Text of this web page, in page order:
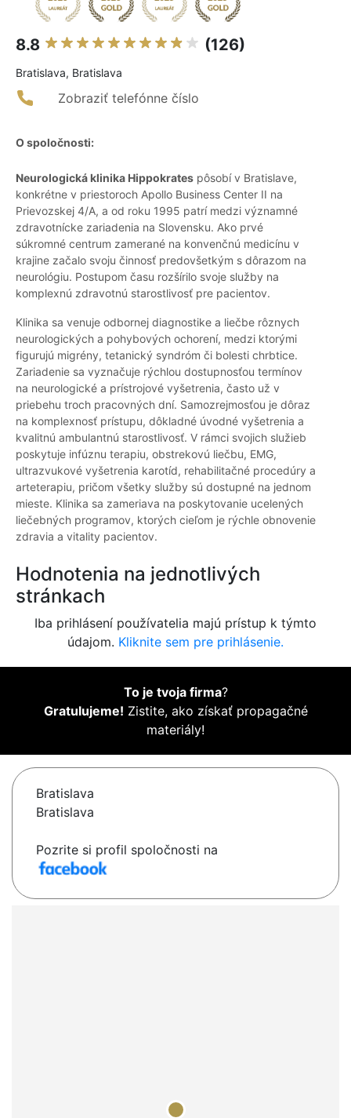
8.8 (126)
Bratislava, Bratislava
Zobraziť telefónne číslo
O spoločnosti:
Neurologická klinika Hippokrates pôsobí v Bratislave,
konkrétne v priestoroch Apollo Business Center II na
Prievozskej 4/A, a od roku 1995 patrí medzi významné
zdravotnícke zariadenia na Slovensku. Ako prvé
súkromné centrum zamerané na konvenčnú medicínu v
krajine začalo svoju činnosť predovšetkým s dôrazom na
neurológiu. Postupom času rozšírilo svoje služby na
komplexnú zdravotnú starostlivosť pre pacientov.
Klinika sa venuje odbornej diagnostike a liečbe rôznych
neurologických a pohybových ochorení, medzi ktorými
figurujú migrény, tetanický syndróm či bolesti chrbtice.
Zariadenie sa vyznačuje rýchlou dostupnosťou termínov
na neurologické a prístrojové vyšetrenia, často už v
priebehu troch pracovných dní. Samozrejmosťou je dôraz
na komplexnosť prístupu, dôkladné úvodné vyšetrenia a
kvalitnú ambulantnú starostlivosť. V rámci svojich služieb
poskytuje infúznu terapiu, obstrekovú liečbu, EMG,
ultrazvukové vyšetrenia karotíd, rehabilitačné procedúry a
arteterapiu, pričom všetky služby sú dostupné na jednom
mieste. Klinika sa zameriava na poskytovanie ucelených
liečebných programov, ktorých cieľom je rýchle obnovenie
zdravia a vitality pacientov.
Hodnotenia na jednotlivých
stránkach
Iba prihlásení používatelia majú prístup k týmto
údajom. Kliknite sem pre prihlásenie.
To je tvoja firma?
Gratulujeme! Zistite, ako získať propagačné
materiály!
Bratislava
Bratislava
Pozrite si profil spoločnosti na